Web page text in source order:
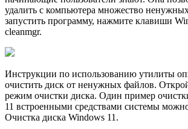
удалить с компьютера множество
запустить программу, нажмите клавиши
cleanmgr.
Инструкции по использованию утилиты
очистить диск от ненужных файлов.
режим очистки диска. Один пример
11 встроенными средствами системы
Очистка диска Windows 11.